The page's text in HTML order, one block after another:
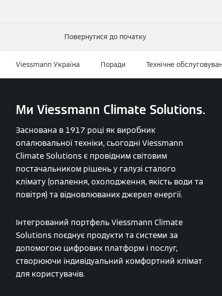
Повернутися до початку
Viessmann Україна Поради Технічне
Ми Viessmann Climate Solutions.
Заснована в 1917 році як виробник
опалювальної техніки, сьогодні Viessmann
Climate Solutions є провідним світовим
постачальником рішень у галузі сталого
клімату (опалення, охолодження, якість води та
повітря) та відновлюваних джерел енергії.
Інтегрований портфель Viessmann Climate
Solutions поєднує продукти та системи за
допомогою цифрових платформ і послуг,
створюючи індивідуальний комфортний клімат
для користувачів.